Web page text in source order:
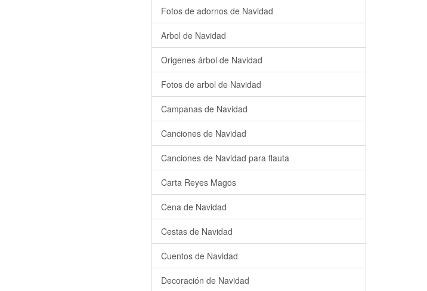
Fotos de adornos de Navidad
Arbol de Navidad
Origenes árbol de Navidad
Fotos de arbol de Navidad
Campanas de Navidad
Canciones de Navidad
Canciones de Navidad para flauta
Carta Reyes Magos
Cena de Navidad
Cestas de Navidad
Cuentos de Navidad
Decoración de Navidad